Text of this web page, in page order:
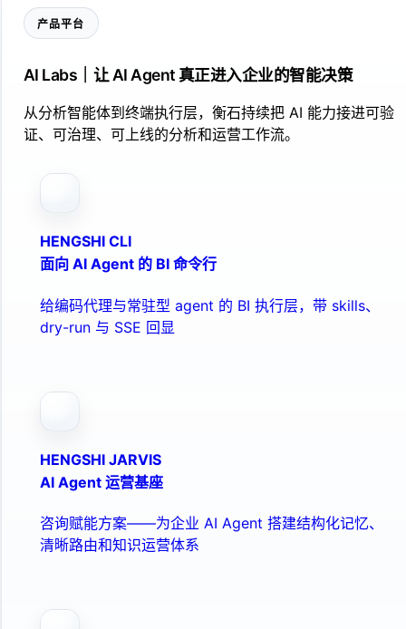
产品平台
AI Labs｜让 AI Agent 真正进入企业的智能决策
从分析智能体到终端执行层，衡石持续把 AI 能力接进可验
证、可治理、可上线的分析和运营工作流。
HENGSHI CLI
面向 AI Agent 的 BI 命令行
给编码代理与常驻型 agent 的 BI 执行层，带 skills、
dry-run 与 SSE 回显
HENGSHI JARVIS
AI Agent 运营基座
咨询赋能方案——为企业 AI Agent 搭建结构化记忆、
清晰路由和知识运营体系